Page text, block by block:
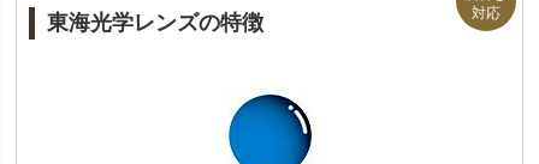
東海光学レンズの特徴